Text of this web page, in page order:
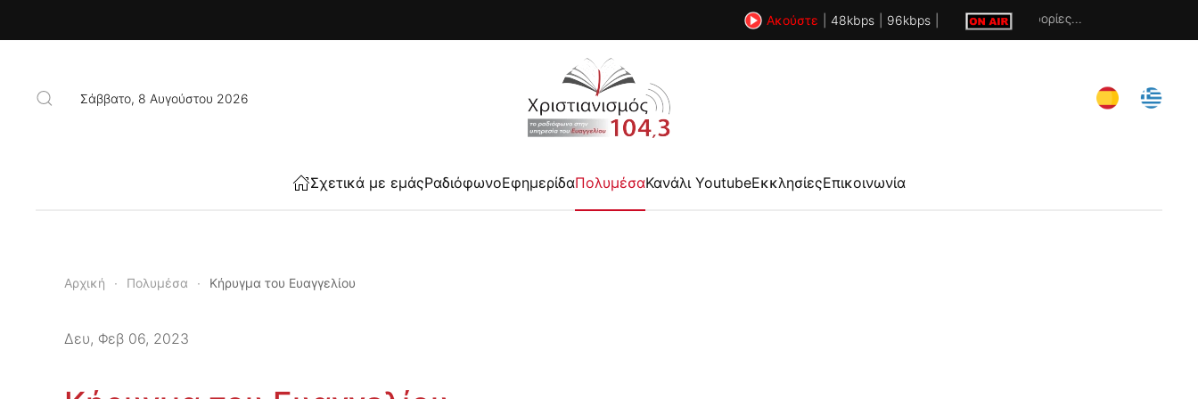
Ακούστε 48kbps 96kbps Χωρίς πληροφορίες...
Σάββατο, 8 Αυγούστου 2026
Σχετικά με εμάςΡαδιόφωνοΕφημερίδαΠολυμέσαΚανάλι YoutubeΕκκλησίεςΕπικοινωνία
Αρχική Πολυμέσα Κήρυγμα του Ευαγγελίου
Δευ, Φεβ 06, 2023